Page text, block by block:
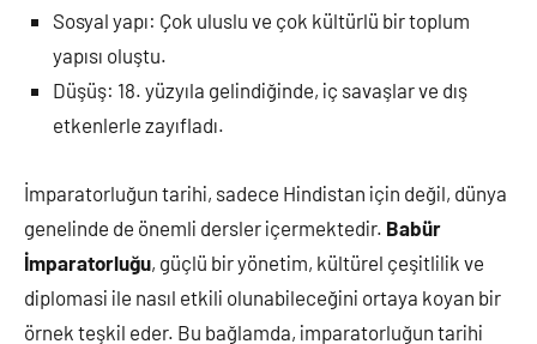
Sosyal yapı: Çok uluslu ve çok kültürlü bir toplum
yapısı oluştu.
Düşüş: 18. yüzyıla gelindiğinde, iç savaşlar ve dış
etkenlerle zayıfladı.
İmparatorluğun tarihi, sadece Hindistan için değil, dünya
genelinde de önemli dersler içermektedir. Babür
İmparatorluğu, güçlü bir yönetim, kültürel çeşitlilik ve
diplomasi ile nasıl etkili olunabileceğini ortaya koyan bir
örnek teşkil eder. Bu bağlamda, imparatorluğun tarihi